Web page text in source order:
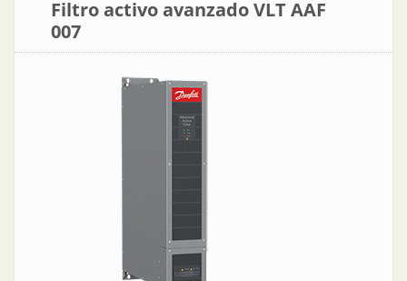
Filtro activo avanzado VLT AAF
007